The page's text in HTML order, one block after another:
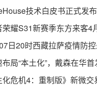
技术白皮书正式发
荣耀S31新赛季东方来客4
日20时西藏拉萨疫情防
局“本土化”，戴森在华
化危机4：重制版》新微